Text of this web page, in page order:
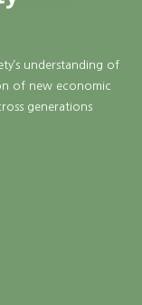
understanding of
of new economic
generations